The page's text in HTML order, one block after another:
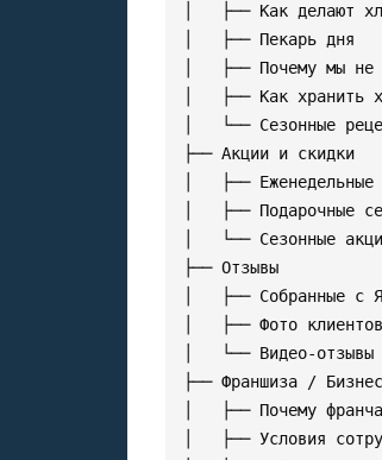
│   ├── Как делают
│   ├── Пекарь дня
│   ├── Почему мы не
│   ├── Как хранить
│   └── Сезонные
├── Акции и скидки
│   ├── Еженедельные
│   ├── Подарочные
│   └── Сезонные
├── Отзывы
│   ├── Собранные с
│   ├── Фото
│   └── Видео-
├── Франшиза /
│   ├── Почему
│   ├── Условия